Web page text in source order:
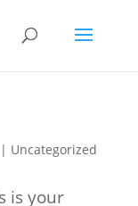
| Uncategorized
is your